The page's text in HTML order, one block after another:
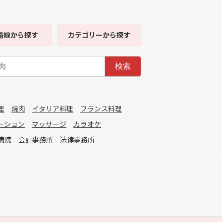
線から探す カテゴリーから探す
検索
焼肉 イタリア料理
フランス料理
ション マッサージ
カラオケ
院 会計事務所 法律事務所